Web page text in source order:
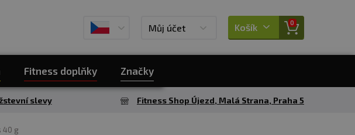
Můj účet Košík 0
Fitness doplňky Značky
slevy Fitness Shop Újezd, Malá Strana, Praha 5
40 g